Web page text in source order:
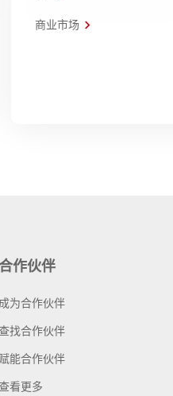
商业市场
作伙伴
成为合作伙伴
找合作伙伴
赋能合作伙伴
看更多